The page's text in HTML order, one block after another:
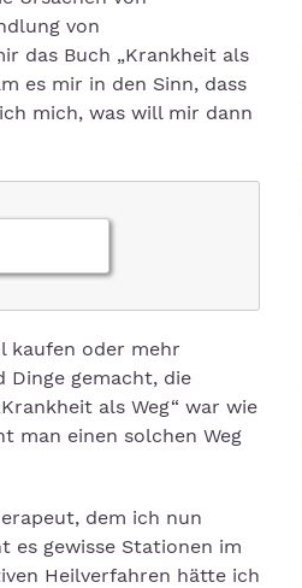
von
das Buch „Krankheit als
es mir in den Sinn, dass
mich, was will mir dann
kaufen oder mehr
Dinge gemacht, die
als Weg“ war wie
man einen solchen Weg
dem ich nun
es gewisse Stationen im
Heilverfahren hätte ich